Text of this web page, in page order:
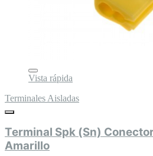
Vista rápida
Terminales Aisladas
Terminal Spk (Sn)
Amarillo